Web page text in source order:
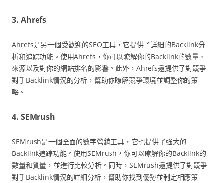
3. Ahrefs
Ahrefs是另一個受歡迎的SEO工具，它提供了詳細的Backlink分
析和追踪功能。使用Ahrefs，你可以瞭解你的Backlink的數量、
來源以及對你的網站排名的影響。此外，Ahrefs還提供了對競爭
對手Backlink情況的分析，幫助你瞭解競爭環境並調整你的策
略。
4. SEMrush
SEMrush是一個全面的數字營銷工具，它也提供了強大的
Backlink追踪功能。使用SEMrush，你可以瞭解你的Backlink的
數量和質量，並進行比較分析。同時，SEMrush還提供了對競爭
對手Backlink情況的詳細分析，幫助你找到優勢並制定相應策